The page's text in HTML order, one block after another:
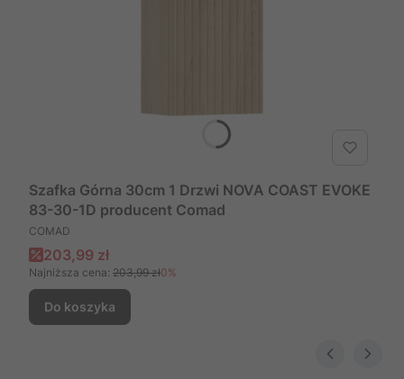
Szafka Górna 30cm 1 Drzwi NOVA COAST EVOKE
83-30-1D producent Comad
PRODUCENT
COMAD
Cena promocyjna
203,99 zł
Najniższa cena: 203,99 zł0%
Do koszyka